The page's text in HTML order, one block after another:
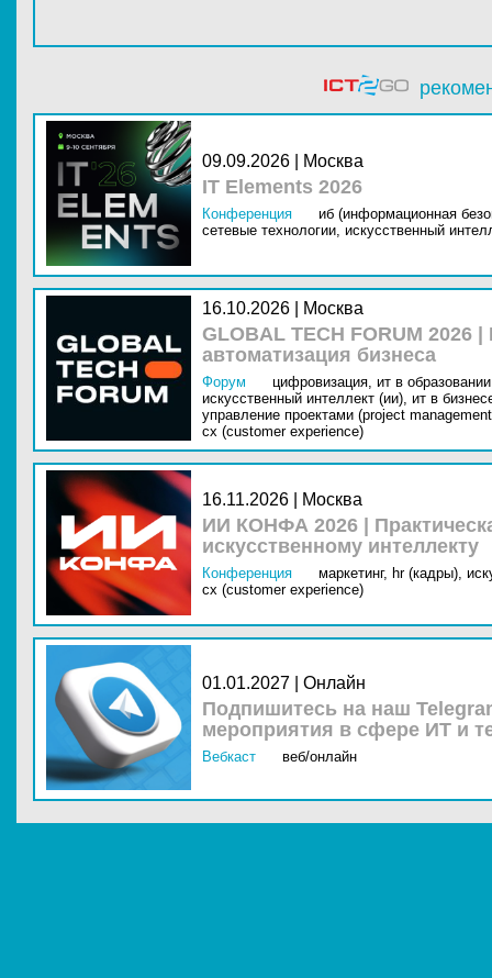
09.09.2026 | Москва
IT Elements 2026
Конференция
иб (информационная
сетевые технологии, искусственный
16.10.2026 | Москва
GLOBAL TECH FORUM
автоматизация бизнеса
Форум цифровизация, ит в
искусственный интеллект (ии), ит в
управление проектами (project
cx (customer experience)
16.11.2026 | Москва
ИИ КОНФА 2026 |
искусственному интеллекту
Конференция маркетинг, hr (кадры),
cx (customer experience)
01.01.2027 | Онлайн
Подпишитесь на наш
мероприятия в сфере ИТ и
Вебкаст веб/онлайн